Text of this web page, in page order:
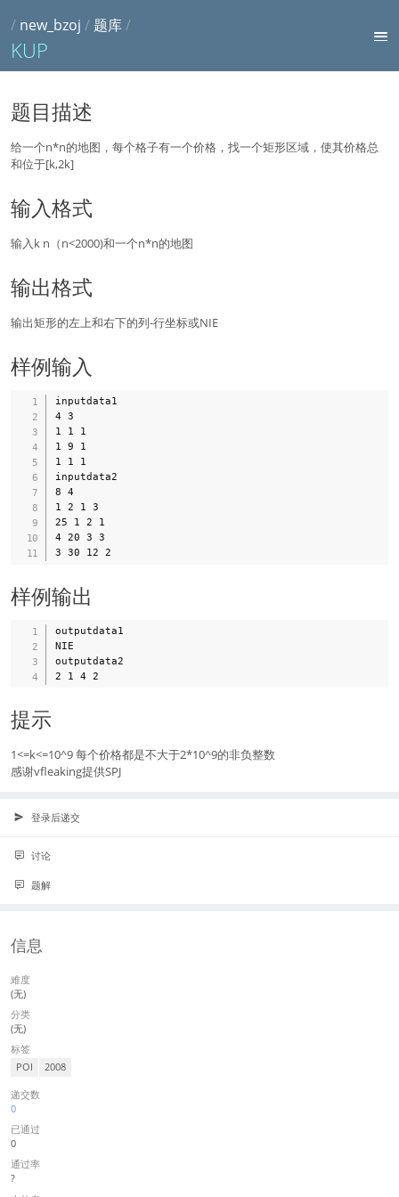
/ new_bzoj / 题库/
KUP
题目描述
给一个n*n的地图，每个格子有一个价格，找一个矩形区域，使其价格总
和位于[k,2k]
输入格式
输入k n（n<2000)和一个n*n的地图
输出格式
输出矩形的左上和右下的列-行坐标或NIE
样例输入
inputdata1
4 3
1 1 1
1 9 1
1 1 1
inputdata2
8 4
1 2 1 3
25 1 2 1
4 20 3 3
样例输出
outputdata1
NIE
outputdata2
提示
1<=k<=10^9 每个价格都是不大于2*10^9的非负整数
感谢vfleaking提供SPJ
登录后递交
讨论
题解
信息
难度
(无)
分类
(无)
标签
POI 2008
递交数
0
已通过
0
通过率
?